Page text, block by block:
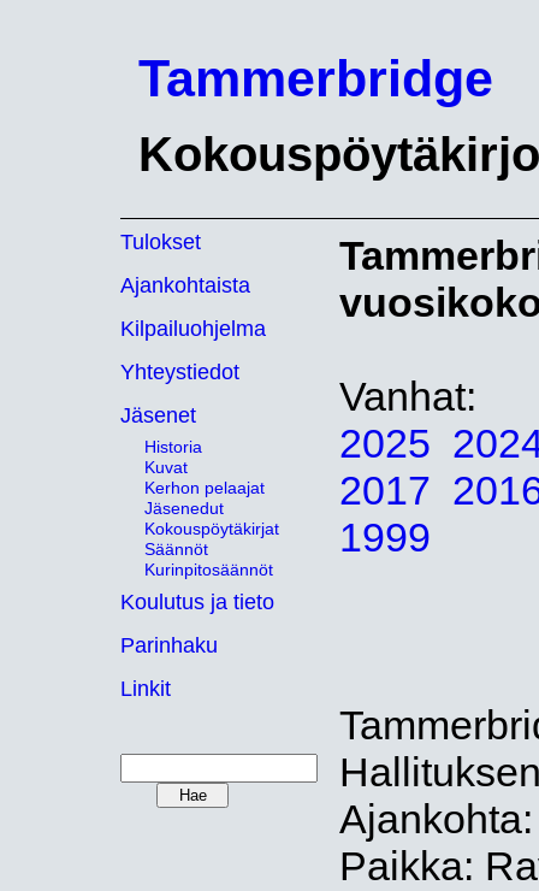
Tammerbridge
Tulokset
Ajankohtaista
Kilpailuohjelma
Yhteystiedot
Jäsenet
Historia
Kuvat
Kerhon pelaajat
Jäsenedut
Kokouspöytäkirjat
Säännöt
Kurinpitosäännöt
Koulutus ja tieto
Parinhaku
Linkit
Vanhat:
2025
2017
1999
Paikka: